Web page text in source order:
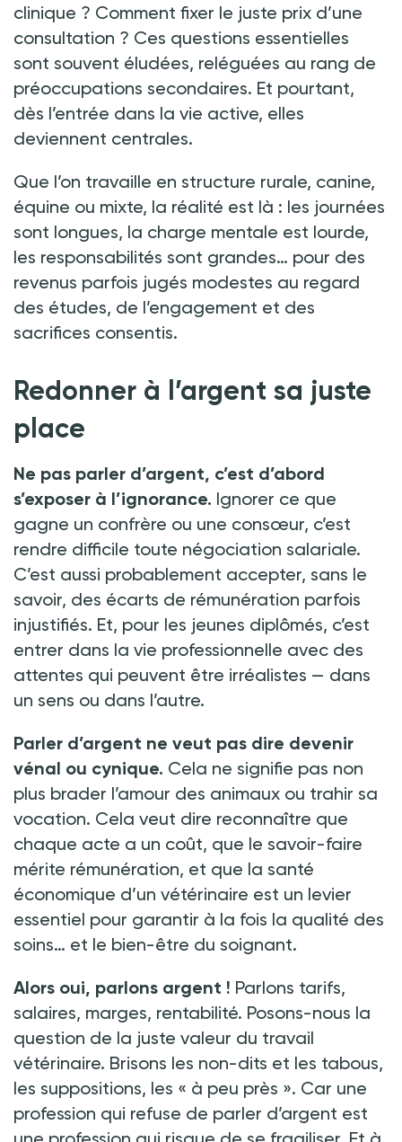
clinique ? Comment fixer le juste prix d’une
consultation ? Ces questions essentielles
sont souvent éludées, reléguées au rang de
préoccupations secondaires. Et pourtant,
dès l’entrée dans la vie active, elles
deviennent centrales.
Que l’on travaille en structure rurale, canine,
équine ou mixte, la réalité est là : les journées
sont longues, la charge mentale est lourde,
les responsabilités sont grandes… pour des
revenus parfois jugés modestes au regard
des études, de l’engagement et des
sacrifices consentis.
Redonner à l’argent sa juste
place
Ne pas parler d’argent, c’est d’abord
s’exposer à l’ignorance. Ignorer ce que
gagne un confrère ou une consœur, c’est
rendre difficile toute négociation salariale.
C’est aussi probablement accepter, sans le
savoir, des écarts de rémunération parfois
injustifiés. Et, pour les jeunes diplômés, c’est
entrer dans la vie professionnelle avec des
attentes qui peuvent être irréalistes — dans
un sens ou dans l’autre.
Parler d’argent ne veut pas dire devenir
vénal ou cynique. Cela ne signifie pas non
plus brader l’amour des animaux ou trahir sa
vocation. Cela veut dire reconnaître que
chaque acte a un coût, que le savoir-faire
mérite rémunération, et que la santé
économique d’un vétérinaire est un levier
essentiel pour garantir à la fois la qualité des
soins… et le bien-être du soignant.
Alors oui, parlons argent ! Parlons tarifs,
salaires, marges, rentabilité. Posons-nous la
question de la juste valeur du travail
vétérinaire. Brisons les non-dits et les tabous,
les suppositions, les « à peu près ». Car une
profession qui refuse de parler d’argent est